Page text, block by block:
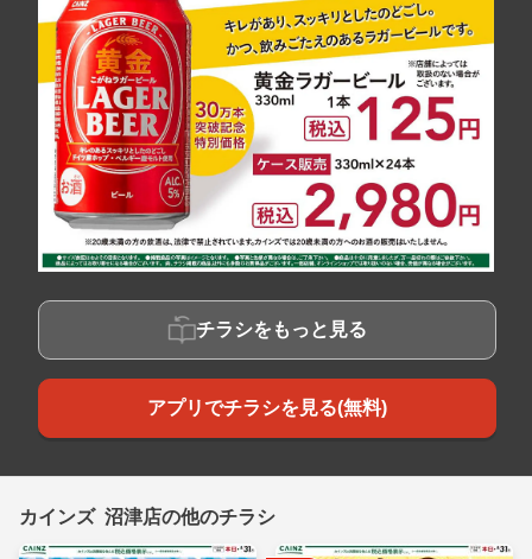
チラシをもっと見る
アプリでチラシを見る(無料)
カインズ 沼津店の他のチラシ